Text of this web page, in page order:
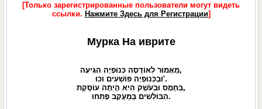
[Только зарегистрированные пользователи могут видеть
ссылки. Нажмите Здесь для Регистрации]
Мурка На иврите
מֵאָמוּר לְאוֹדֶסָה כְּנוּפְיָה הִגִּיעָה,
וּבַכְּנוּפְיָה פּוֹשְׁעִים וכוּ'.
בְּחָמָס וּבְעֹשֶׁק הִיא הָיְתָה עוֹסֶקֶת,
הַבּוֹלְשִׁים בְּמַעֲקָב פָּתְחוּ.